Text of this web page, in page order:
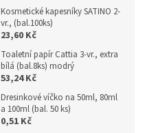
Kosmetické kapesníky SATINO 2-
vr., (bal.100ks)
23,60 Kč
Toaletní papír Cattia 3-vr., extra
bílá (bal.8ks) modrý
53,24 Kč
Dresinkové víčko na 50ml, 80ml
a 100ml (bal. 50 ks)
0,51 Kč